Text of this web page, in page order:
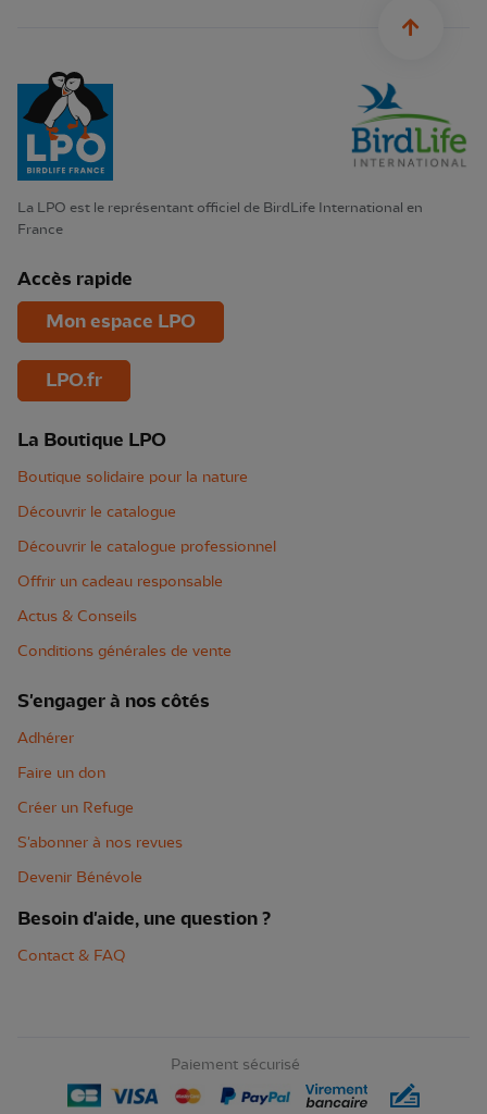
La LPO est le représentant officiel de BirdLife International en
France
Accès rapide
Mon espace LPO
LPO.fr
La Boutique LPO
Boutique solidaire pour la nature
Découvrir le catalogue
Découvrir le catalogue professionnel
Offrir un cadeau responsable
Actus & Conseils
Conditions générales de vente
S'engager à nos côtés
Adhérer
Faire un don
Créer un Refuge
S'abonner à nos revues
Devenir Bénévole
Besoin d'aide, une question ?
Contact & FAQ
Paiement sécurisé